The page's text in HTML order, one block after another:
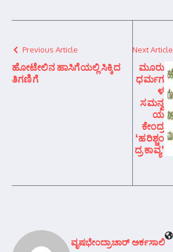
Previous Article
ಹೋಟೇಲಿನ ಹಾಸಿಗೆಯಲ್ಲಿ ಸಿಕ್ಕಿದ
ತಿಗಣಿಗೆ
Next Article
ಮೂರು
ಧರ್ಮಗ
ಳ
ಸಮನ್ವ
ಯ
ಕೇಂದ್ರ
‘ಹರಿಶ್ಚಂ
ದ್ರ ಕಾವ್ಯ’
ವೃಷಭೇಂದ್ರಾಚಾರ್‍ ಅರ್ಕಸಾಲಿ